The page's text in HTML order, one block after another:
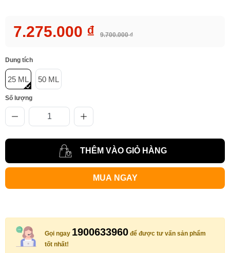
7.275.000 ₫ 9.700.000 ₫
Dung tích
25 ML 50 ML
Số lượng
THÊM VÀO GIỎ HÀNG
MUA NGAY
Gọi ngay 1900633960 để được tư vấn sản phẩm
tốt nhất!